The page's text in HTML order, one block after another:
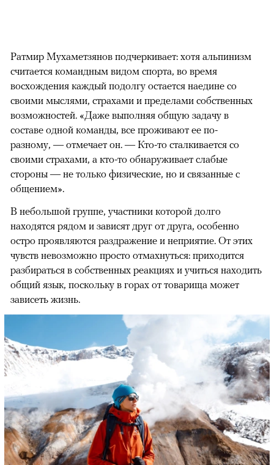
Ратмир Мухаметзянов подчеркивает: хотя альпинизм
считается командным видом спорта, во время
восхождения каждый подолгу остается наедине со
своими мыслями, страхами и пределами собственных
возможностей. «Даже выполняя общую задачу в
составе одной команды, все проживают ее по-
разному, — отмечает он. — Кто-то сталкивается со
своими страхами, а кто-то обнаруживает слабые
стороны — не только физические, но и связанные с
общением».
В небольшой группе, участники которой долго
находятся рядом и зависят друг от друга, особенно
остро проявляются раздражение и неприятие. От этих
чувств невозможно просто отмахнуться: приходится
разбираться в собственных реакциях и учиться находить
общий язык, поскольку в горах от товарища может
зависеть жизнь.